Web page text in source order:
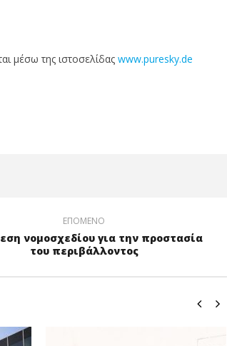
μέσω της ιστοσελίδας www.puresky.de
ΕΠΌΜΕΝΟ
νομοσχεδίου για την προστασία
του περιβάλλοντος